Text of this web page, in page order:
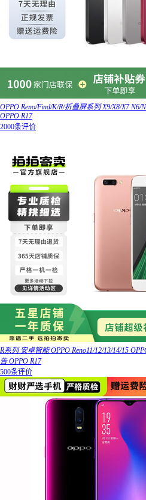
OPPO Reno/Find/K/R/折叠屏系列 X9/X8/X7
OPPO R17
2000条评价
R系列 安卓智能 OPPO Reno11/12/13/14/15
告 OPPO R17
500条评价